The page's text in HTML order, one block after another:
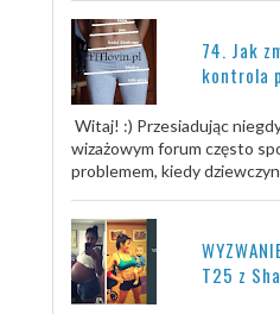
74. Jak
kontrola
Witaj! :) Przesiadując
wizażowym forum często
problemem, kiedy
T25 z